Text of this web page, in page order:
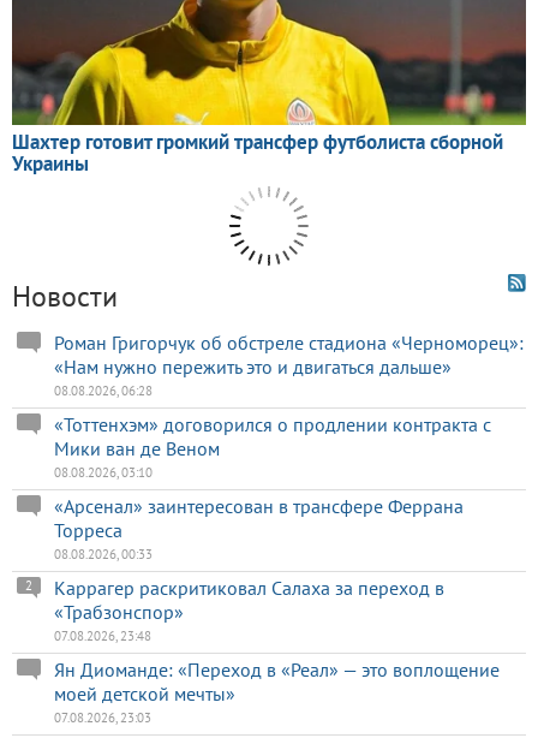
Новости
Роман Григорчук об обстреле стадиона «Черноморец»:
«Нам нужно пережить это и двигаться дальше»
08.08.2026, 06:28
«Тоттенхэм» договорился о продлении контракта с
Мики ван де Веном
08.08.2026, 03:10
«Арсенал» заинтересован в трансфере Феррана
Торреса
08.08.2026, 00:33
Каррагер раскритиковал Салаха за переход в
«Трабзонспор»
2
07.08.2026, 23:48
Ян Диоманде: «Переход в «Реал» — это воплощение
моей детской мечты»
07.08.2026, 23:03